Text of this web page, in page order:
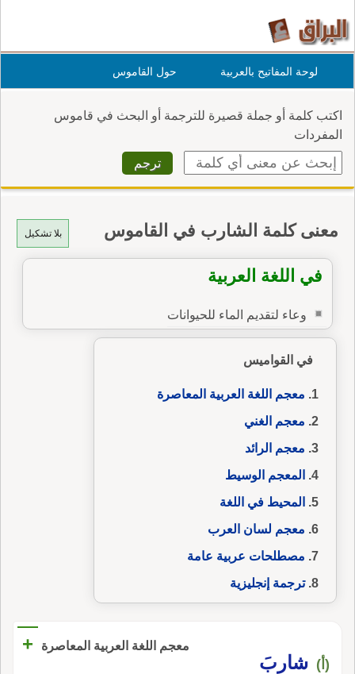
لوحة المفاتيح بالعربية حول القاموس
اكتب كلمة أو جملة قصيرة للترجمة أو البحث في قاموس
المفردات
بلا تشكيل معنى كلمة الشارب في القاموس
في اللغة العربية
وعاء لتقديم الماء للحيوانات
في القواميس
معجم اللغة العربية المعاصرة
معجم الغني
معجم الرائد
المعجم الوسيط
المحيط في اللغة
معجم لسان العرب
مصطلحات عربية عامة
ترجمة إنجليزية
معجم اللغة العربية المعاصرة +
(أ) شاربَ